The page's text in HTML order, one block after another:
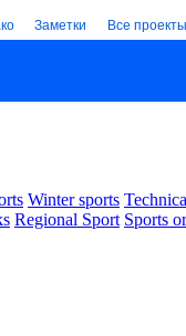
Заметки Все проекты
Winter sports
Regional Sport Sports